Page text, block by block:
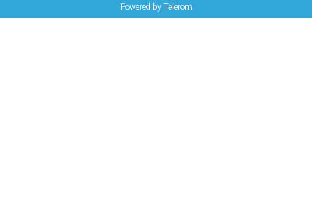
Powered by Telerom